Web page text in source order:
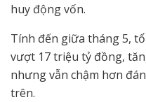
huy động vốn.
Tính đến giữa tháng 5,
vượt 17 triệu tỷ đồng,
nhưng vẫn chậm hơn
trên.